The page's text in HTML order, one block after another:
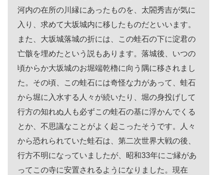
河内の在所の川縁にあったものを、太閤秀吉が気に
入り、求めて大坂城内に移したものだといいます。
また、大坂城落城の折には、この蛙石の下に淀君の
亡骸を埋めたという説もあります。落城後、いつの
頃からか大坂城のお堀端乾櫓に向う隅に移されまし
た。その頃、この蛙石には奇怪な力があって、蛙石
から堀に入水する人々が続いたり、堀の身投げして
行方の知れぬ人も必ずこの蛙石の基に浮かんでくる
とか、不思議なことがよく起こったそうです。人々
から恐れられていた蛙石は、第二次世界大戦の後、
行方不明になっていましたが、昭和33年にご縁があ
ってこの寺に安置されるようになりました。現在